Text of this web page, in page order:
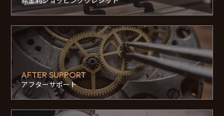
AFTER SUPPORT
アフターサポート